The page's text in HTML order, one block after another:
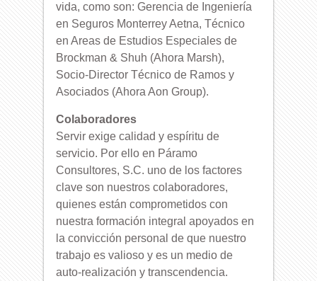
vida, como son: Gerencia de Ingeniería
en Seguros Monterrey Aetna, Técnico
en Areas de Estudios Especiales de
Brockman & Shuh (Ahora Marsh),
Socio-Director Técnico de Ramos y
Asociados (Ahora Aon Group).
Colaboradores
Servir exige calidad y espíritu de
servicio. Por ello en Páramo
Consultores, S.C. uno de los factores
clave son nuestros colaboradores,
quienes están comprometidos con
nuestra formación integral apoyados en
la convicción personal de que nuestro
trabajo es valioso y es un medio de
auto-realización y transcendencia.